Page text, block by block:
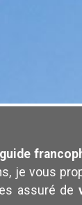
guide
je vous
assuré de